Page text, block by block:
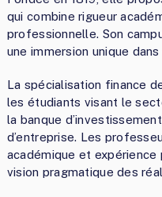
qui combine rigueur
professionnelle. Son
une immersion unique
La spécialisation finance
les étudiants visant le
la banque
d’entreprise. Les
académique et
vision pragmatique des